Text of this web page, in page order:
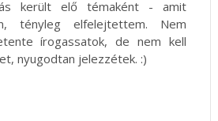
került elő témaként - amit
tényleg elfelejtettem. Nem
írogassatok, de nem kell
nyugodtan jelezzétek. :)